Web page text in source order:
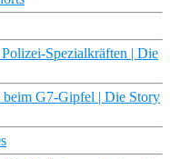
Spezialkräften | Die
G7-Gipfel | Die Story